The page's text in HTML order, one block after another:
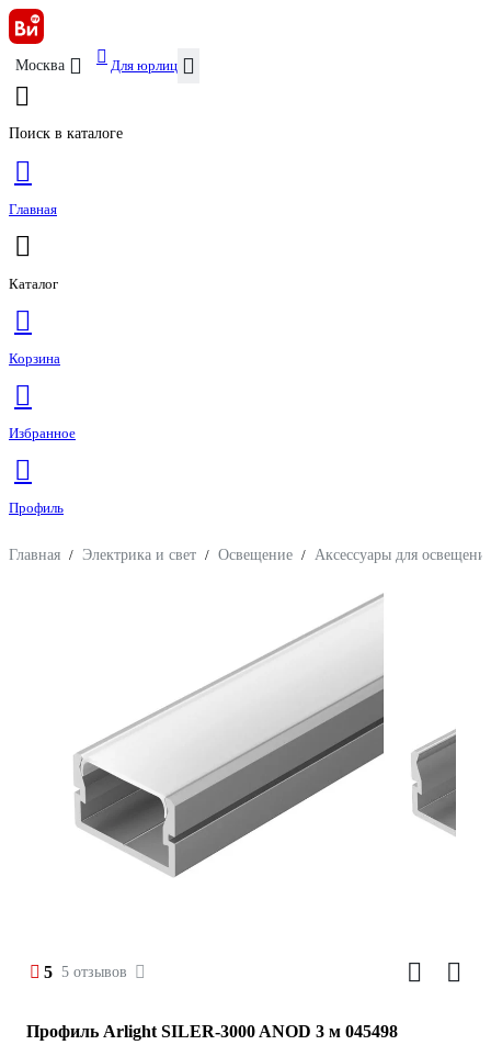
Москва Для юрлиц
Поиск в каталоге
Главная
Каталог
Корзина
Избранное
Профиль
Главная / Электрика и свет / Освещение / Аксессуары для
5 5 отзывов
Профиль Arlight SILER-3000 ANOD 3 м 045498